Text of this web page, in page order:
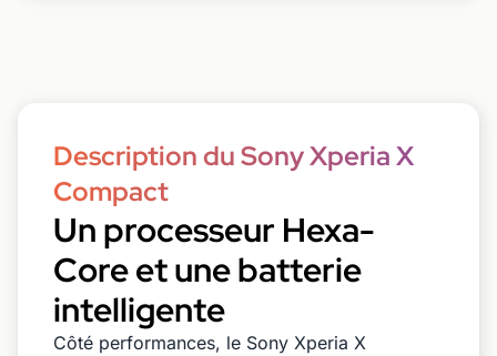
Description du Sony Xperia X
Compact
Un processeur Hexa-
Core et une batterie
intelligente
Côté performances, le Sony Xperia X